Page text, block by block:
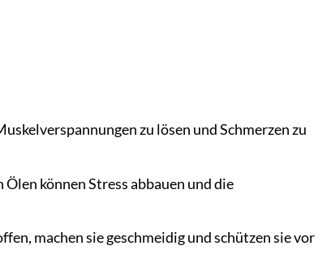
zu lösen und Schmerzen zu
können Stress abbauen und die
machen sie geschmeidig und schützen sie vor